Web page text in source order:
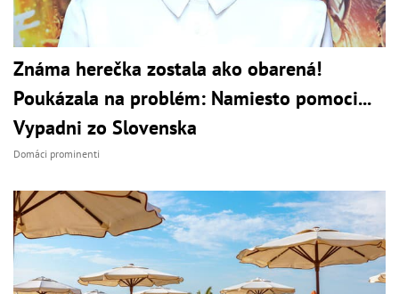
Známa herečka zostala ako obarená!
Poukázala na problém: Namiesto pomoci...
Vypadni zo Slovenska
Domáci prominenti